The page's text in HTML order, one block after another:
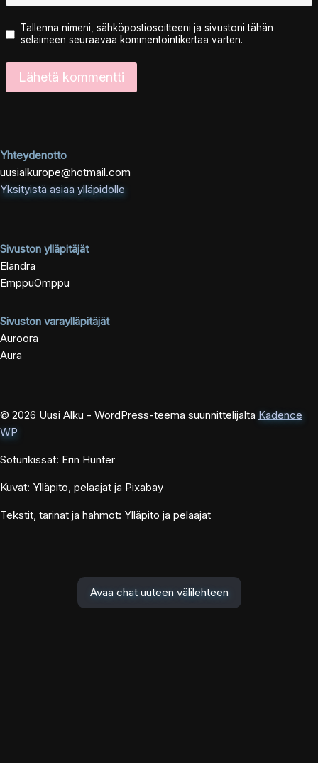
Tallenna nimeni, sähköpostiosoitteeni ja sivustoni tähän
selaimeen seuraavaa kommentointikertaa varten.
Yhteydenotto
uusialkurope@hotmail.com
Yksityistä asiaa ylläpidolle
Sivuston ylläpitäjät
Elandra
EmppuOmppu
Sivuston varaylläpitäjät
Auroora
Aura
© 2026 Uusi Alku - WordPress-teema suunnittelijalta Kadence
WP
Soturikissat: Erin Hunter
Kuvat: Ylläpito, pelaajat ja Pixabay
Tekstit, tarinat ja hahmot: Ylläpito ja pelaajat
Avaa chat uuteen välilehteen